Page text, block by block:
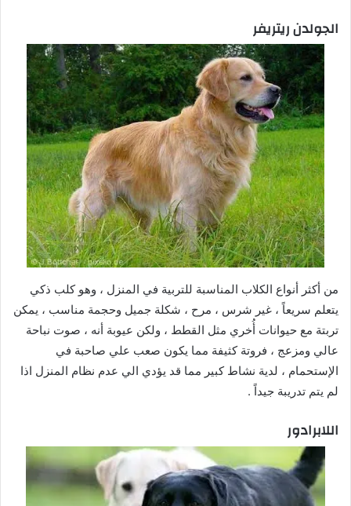
الجولدن ريتريفر
من أكثر أنواع الكلاب المناسبة للتربية في المنزل ، وهو كلب ذكي
يتعلم سريعاً ، غير شرس ، مرح ، شكلة جميل وحجمة مناسب ، يمكن
تربتة مع حيوانات أُخري مثل القطط ، ولكن عيوبة أنه ، صوت نباحة
عالي ومزعج ، فروتة كثيفة مما يكون صعب علي صاحبة في
الإستحمام ، لدية نشاط كبير مما قد يؤدي الي عدم نظام المنزل اذا
لم يتم تدريبة جيداً .
اللابرادور